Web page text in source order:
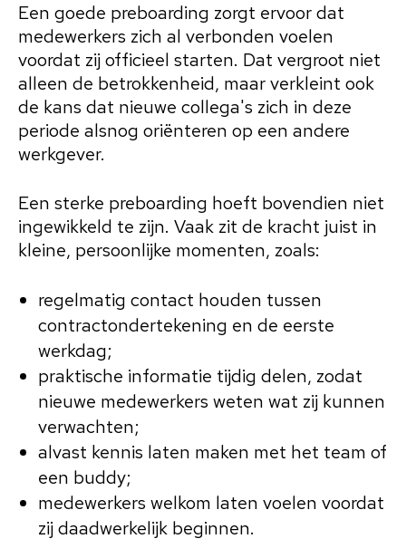
Een goede preboarding zorgt ervoor dat
medewerkers zich al verbonden voelen
voordat zij officieel starten. Dat vergroot niet
alleen de betrokkenheid, maar verkleint ook
de kans dat nieuwe collega's zich in deze
periode alsnog oriënteren op een andere
werkgever.
Een sterke preboarding hoeft bovendien niet
ingewikkeld te zijn. Vaak zit de kracht juist in
kleine, persoonlijke momenten, zoals:
regelmatig contact houden tussen
contractondertekening en de eerste
werkdag;
praktische informatie tijdig delen, zodat
nieuwe medewerkers weten wat zij kunnen
verwachten;
alvast kennis laten maken met het team of
een buddy;
medewerkers welkom laten voelen voordat
zij daadwerkelijk beginnen.